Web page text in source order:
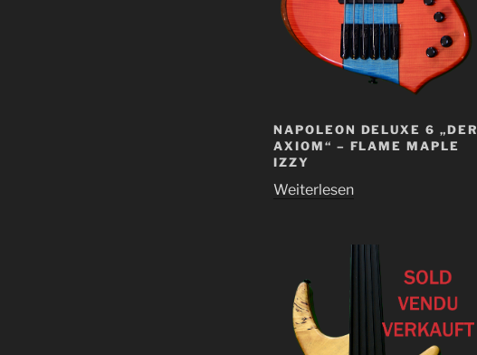
NAPOLEON DELUXE 6 „DER
AXIOM“ – FLAME MAPLE
IZZY
Weiterlesen